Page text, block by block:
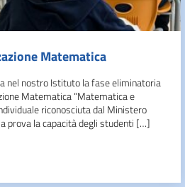
Matematica
nel nostro Istituto la fase eliminatoria
Matematica “Matematica e
riconosciuta dal Ministero
prova la capacità degli studenti […]